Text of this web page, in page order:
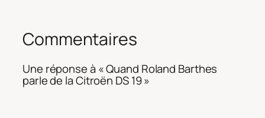
Commentaires
Une réponse à « Quand Roland Barthes
parle de la Citroën DS 19 »